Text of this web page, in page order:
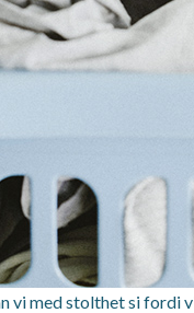
vi med stolthet si